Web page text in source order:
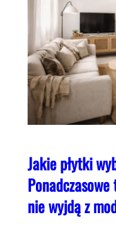
Jakie płytki
nie wyjdą z